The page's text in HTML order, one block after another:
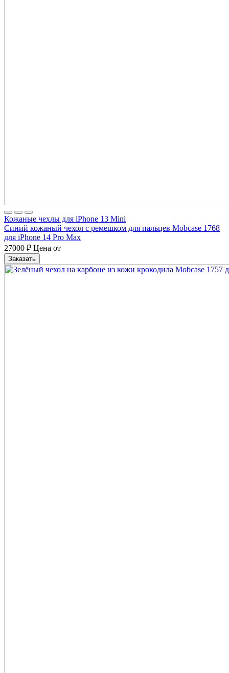
Кожаные чехлы для iPhone 13 Mini
Синий кожаный чехол с ремешком для пальцев Mobcase 1768
для iPhone 14 Pro Max
27000 ₽ Цена от
Заказать